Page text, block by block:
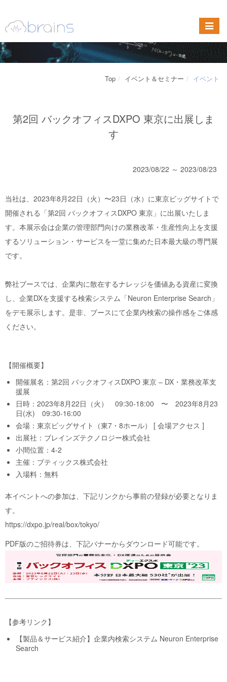
Top イベント＆セミナー イベント
第2回 バックオフィスDXPO 東京に出展しま
す
2023/08/22 ～ 2023/08/23
当社は、2023年8月22日（火）〜23日（水）に東京ビッグサイトで
開催される「第2回 バックオフィスDXPO 東京」に出展いたしま
す。本展示会は企業の管理部門向けの業務改革・生産性向上を支援
するソリューション・サービスを一堂に集めた日本最大級の専門展
です。
弊社ブースでは、企業内に散在するナレッジを価値ある資産に変換
し、企業DXを支援する検索システム「Neuron Enterprise Search」
をデモ展示します。是非、ブースにて企業内検索の操作感をご体感
ください。
【開催概要】
開催展名：第2回 バックオフィスDXPO 東京 – DX・業務改革支
援展
日時：2023年8月22日（火） 09:30-18:00 〜 2023年8月23
日(水) 09:30-16:00
会場：東京ビッグサイト（東7・8ホール） [ 会場アクセス ]
出展社：ブレインズテクノロジー株式会社
小間位置：4-2
主催：ブティックス株式会社
入場料：無料
本イベントへの参加は、下記リンクから事前の登録が必要となりま
す。
https://dxpo.jp/real/box/tokyo/
PDF版のご招待券は、下記バナーからダウンロード可能です。
【参考リンク】
【製品＆サービス紹介】企業内検索システム Neuron Enterprise
Search